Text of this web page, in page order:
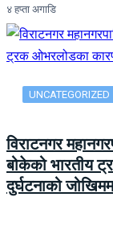
४ हप्ता अगाडि
UNCATEGORIZED
विराटनगर
बोकेको भारतीय
दुर्घटनाको